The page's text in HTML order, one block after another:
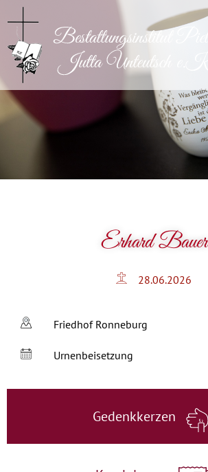
Erhard Bauer
28.06.2026
Friedhof Ronneburg
Urnenbeisetzung
Gedenkkerzen